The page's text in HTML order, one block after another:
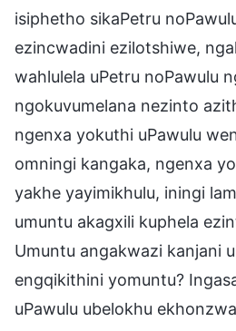
isiphetho sikaPetru
ezincwadini ezilotshiwe,
wahlulela uPetru noPawulu
ngokuvumelana nezinto
ngenxa yokuthi uPawulu
omningi kangaka, ngenxa
yakhe yayimikhulu, iningi
umuntu akagxili kuphela
Umuntu angakwazi kanjani
engqikithini yomuntu?
uPawulu ubelokhu